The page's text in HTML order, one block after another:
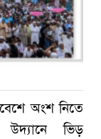
অংশ নিতে
উদ্যানে ভিড়